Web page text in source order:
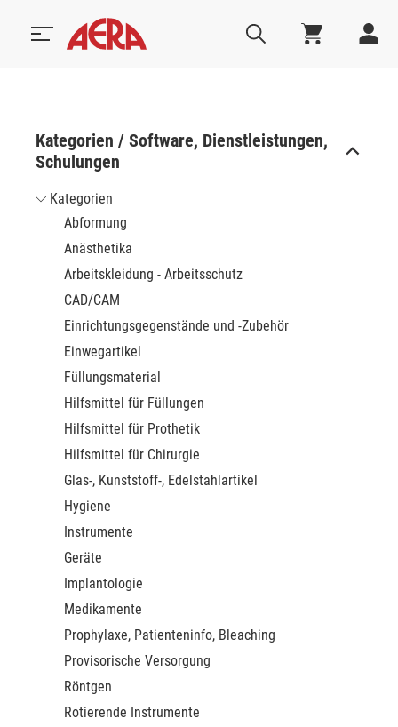
Kategorien / Software, Dienstleistungen,
Schulungen
Kategorien
Abformung
Anästhetika
Arbeitskleidung - Arbeitsschutz
CAD/CAM
Einrichtungsgegenstände und -Zubehör
Einwegartikel
Füllungsmaterial
Hilfsmittel für Füllungen
Hilfsmittel für Prothetik
Hilfsmittel für Chirurgie
Glas-, Kunststoff-, Edelstahlartikel
Hygiene
Instrumente
Geräte
Implantologie
Medikamente
Prophylaxe, Patienteninfo, Bleaching
Provisorische Versorgung
Röntgen
Rotierende Instrumente